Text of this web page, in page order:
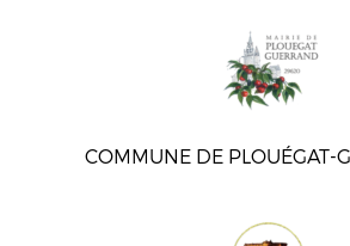
COMMUNE DE PLOUÉGAT-